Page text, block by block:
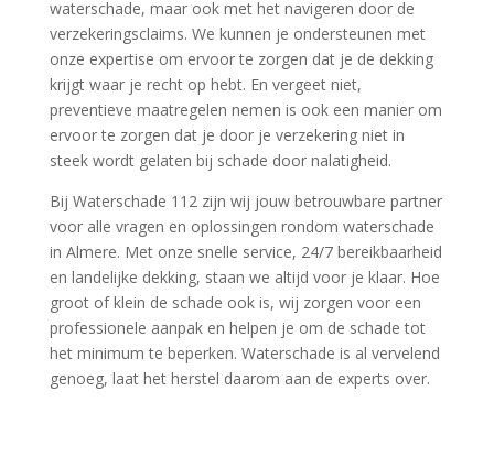
waterschade, maar ook met het navigeren door de
verzekeringsclaims.​ We kunnen je ondersteunen met
onze expertise om ervoor te zorgen dat je de dekking
krijgt waar je recht op hebt.​ En vergeet niet,
preventieve maatregelen nemen is ook een manier om
ervoor te zorgen dat je door je verzekering niet in
steek wordt gelaten bij schade door nalatigheid.​
Bij Waterschade 112 zijn wij jouw betrouwbare partner
voor alle vragen en oplossingen rondom waterschade
in Almere.​ Met onze snelle service, 24/7 bereikbaarheid
en landelijke dekking, staan we altijd voor je klaar.​ Hoe
groot of klein de schade ook is, wij zorgen voor een
professionele aanpak en helpen je om de schade tot
het minimum te beperken.​ Waterschade is al vervelend
genoeg, laat het herstel daarom aan de experts over.​